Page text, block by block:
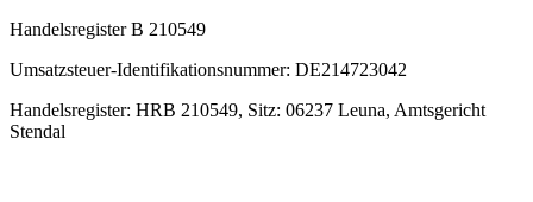
Handelsregister B 210549
Umsatzsteuer-Identifikationsnummer: DE214723042
Handelsregister: HRB 210549, Sitz: 06237 Leuna, Amtsgericht
Stendal